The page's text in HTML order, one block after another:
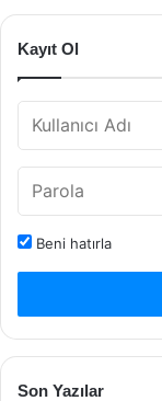
Kayıt Ol
Beni hatırla
Son Yazılar